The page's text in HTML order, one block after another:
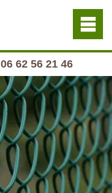
06 62 56 21 46